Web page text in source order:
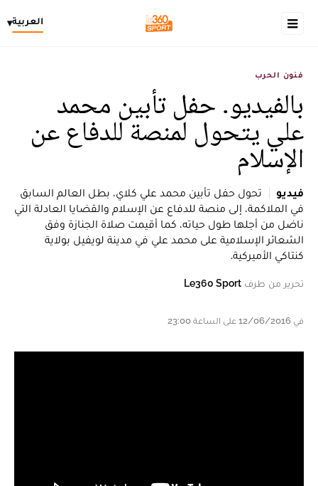
العربية▾
فنون الحرب
بالفيديو. حفل تأبين محمد
علي يتحول لمنصة للدفاع عن
الإسلام
فيديو
تحول حفل تأبين محمد علي كلاي، بطل العالم السابق
في الملاكمة، إلى منصة للدفاع عن الإسلام والقضايا العادلة التي
ناضل من أجلها طول حياته، كما أقيمت صلاة الجنازة وفق
الشعائر الإسلامية على محمد علي في مدينة لويفيل بولاية
كنتاكي الأميركية.
تحرير من طرف Le360 Sport
في 12/06/2016 على الساعة 23:00